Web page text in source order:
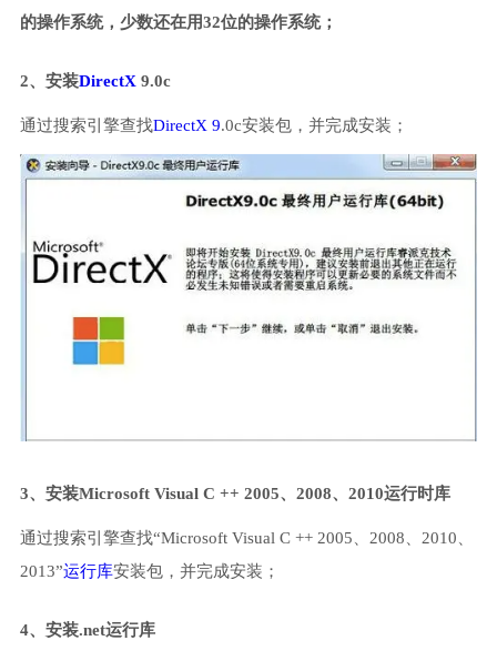
的操作系统，少数还在用32位的操作系统；
2、安装DirectX 9.0c
通过搜索引擎查找DirectX 9.0c安装包，并完成安装；
3、安装Microsoft Visual C ++ 2005、2008、2010运行时库
通过搜索引擎查找“Microsoft Visual C ++ 2005、2008、2010、
2013”运行库安装包，并完成安装；
4、安装.net运行库